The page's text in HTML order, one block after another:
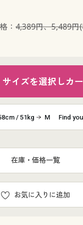
： 4,389円、5,489円
イズを選択しカ
/ 51kg M Find
お気に入りに追加
在庫・価格一覧